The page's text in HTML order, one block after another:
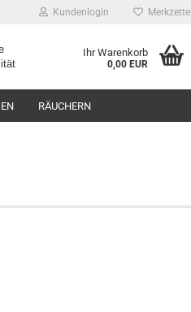
Kundenlogin Merkzettel
Ihr Warenkorb
0,00 EUR
RÄUCHERN